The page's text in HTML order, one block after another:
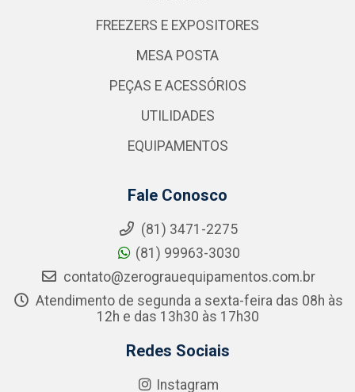
FREEZERS E EXPOSITORES
MESA POSTA
PEÇAS E ACESSÓRIOS
UTILIDADES
EQUIPAMENTOS
Fale Conosco
(81) 3471-2275
(81) 99963-3030
contato@zerograuequipamentos.com.br
Atendimento de segunda a sexta-feira das 08h às
12h e das 13h30 às 17h30
Redes Sociais
Instagram